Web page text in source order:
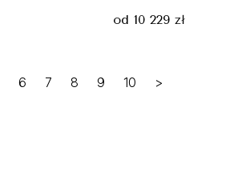
od 10 229 zł
6 7 8 9 10 >